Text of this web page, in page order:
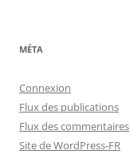
MÉTA
Connexion
Flux des publications
Flux des commentaires
Site de WordPress-FR